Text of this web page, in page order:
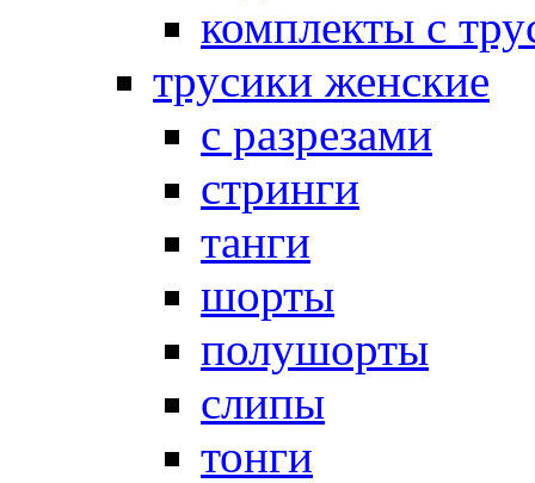
комплекты с
трусики женские
с разрезами
стринги
танги
шорты
полушорты
слипы
тонги